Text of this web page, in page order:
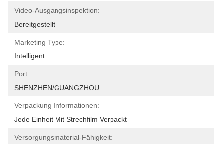
Video-Ausgangsinspektion:
Bereitgestellt
Marketing Type:
Intelligent
Port:
SHENZHEN/GUANGZHOU
Verpackung Informationen:
Jede Einheit Mit Strechfilm Verpackt
Versorgungsmaterial-Fähigkeit: